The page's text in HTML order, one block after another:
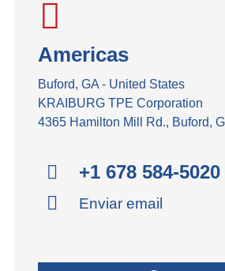
Americas
Buford, GA - United States
KRAIBURG TPE Corporation
4365 Hamilton Mill Rd., Buford,
+1 678 584-5020
Enviar email